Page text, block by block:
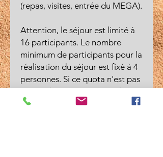
(repas, visites, entrée du MEGA).
Attention, le séjour est limité à
16 participants. Le nombre
minimum de participants pour la
réalisation du séjour est fixé à 4
personnes. Si ce quota n'est pas
atteint, le séjour sera annulé et
l'ensemble des participants